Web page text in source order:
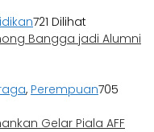
721 Dilihat
Bangga jadi Alumni
, Perempuan705
Gelar Piala AFF